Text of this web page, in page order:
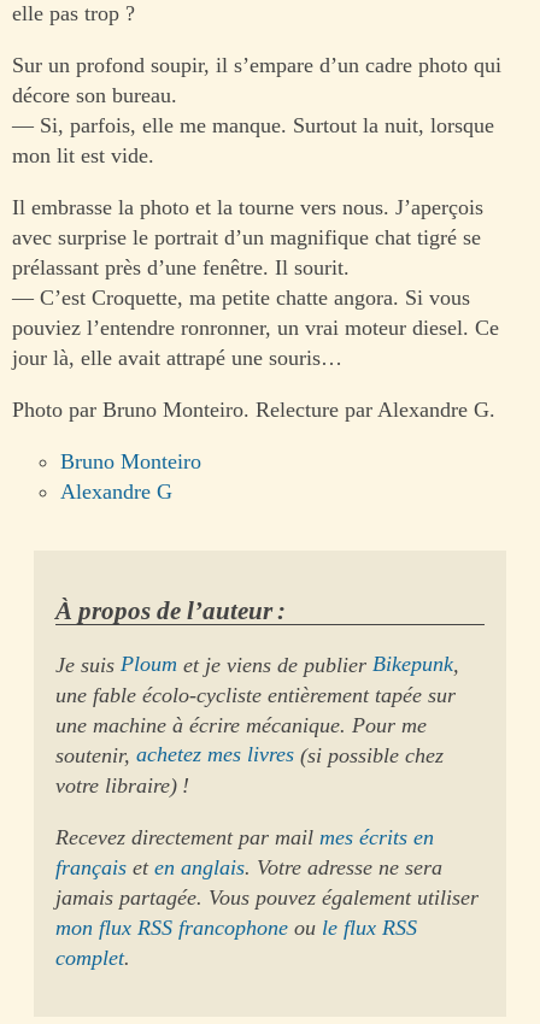
elle pas trop ?
Sur un profond soupir, il s’empare d’un cadre photo qui
décore son bureau.
— Si, parfois, elle me manque. Surtout la nuit, lorsque
mon lit est vide.
Il embrasse la photo et la tourne vers nous. J’aperçois
avec surprise le portrait d’un magnifique chat tigré se
prélassant près d’une fenêtre. Il sourit.
— C’est Croquette, ma petite chatte angora. Si vous
pouviez l’entendre ronronner, un vrai moteur diesel. Ce
jour là, elle avait attrapé une souris…
Photo par Bruno Monteiro. Relecture par Alexandre G.
Bruno Monteiro
Alexandre G
À propos de l’auteur :
Je suisPloum et je viens de publierBikepunk,
une fable écolo-cycliste entièrement tapée sur
une machine à écrire mécanique. Pour me
soutenir,achetez mes livres (si possible chez
votre libraire) !
Recevez directement par mail mes écrits en
français eten anglais. Votre adresse ne sera
jamais partagée. Vous pouvez également utiliser
mon flux RSS francophone ou le flux RSS
complet.